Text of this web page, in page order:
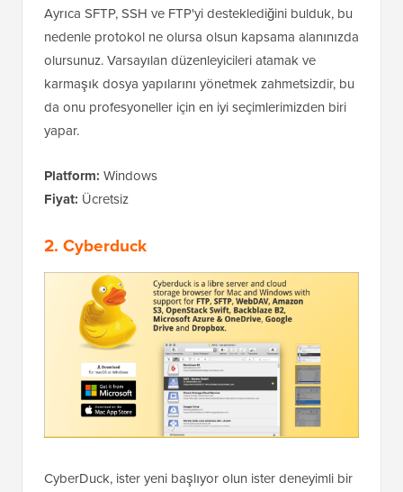
Ayrıca SFTP, SSH ve FTP'yi desteklediğini bulduk, bu
nedenle protokol ne olursa olsun kapsama alanınızda
olursunuz. Varsayılan düzenleyicileri atamak ve
karmaşık dosya yapılarını yönetmek zahmetsizdir, bu
da onu profesyoneller için en iyi seçimlerimizden biri
yapar.
Platform: Windows
Fiyat: Ücretsiz
2. Cyberduck
CyberDuck, ister yeni başlıyor olun ister deneyimli bir